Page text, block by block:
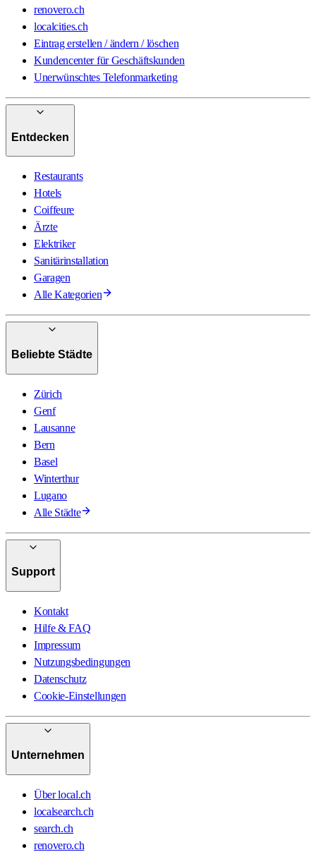
renovero.ch
localcities.ch
Eintrag erstellen / ändern / löschen
Kundencenter für Geschäftskunden
Unerwünschtes Telefonmarketing
Entdecken
Restaurants
Hotels
Coiffeure
Ärzte
Elektriker
Sanitärinstallation
Garagen
Alle Kategorien
Beliebte Städte
Zürich
Genf
Lausanne
Bern
Basel
Winterthur
Lugano
Alle Städte
Support
Kontakt
Hilfe & FAQ
Impressum
Nutzungsbedingungen
Datenschutz
Cookie-Einstellungen
Unternehmen
Über local.ch
localsearch.ch
search.ch
renovero.ch